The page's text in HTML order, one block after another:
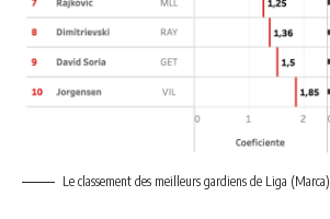
Le classement des meilleurs gardiens de Liga (Marca)